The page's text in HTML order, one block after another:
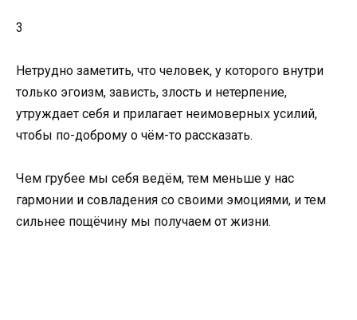
3
Нетрудно заметить, что человек, у которого внутри
только эгоизм, зависть, злость и нетерпение,
утруждает себя и прилагает неимоверных усилий,
чтобы по-доброму о чём-то рассказать.
Чем грубее мы себя ведём, тем меньше у нас
гармонии и совладения со своими эмоциями, и тем
сильнее пощёчину мы получаем от жизни.